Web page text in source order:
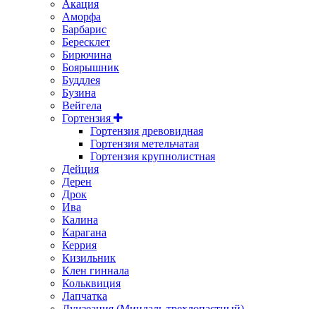
Акация
Аморфа
Барбарис
Бересклет
Бирючина
Боярышник
Буддлея
Бузина
Вейгела
Гортензия
Гортензия древовидная
Гортензия метельчатая
Гортензия крупнолистная
Дейция
Дерен
Дрок
Ива
Калина
Карагана
Керрия
Кизильник
Клен гиннала
Кольквиция
Лапчатка